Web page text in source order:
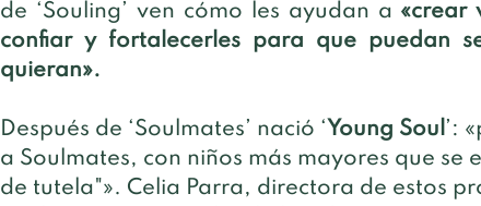
de ‘Souling’ ven cómo les ayudan a «crear
confiar y fortalecerles para que puedan
quieran».
Después de ‘Soulmates’ nació ‘ Young Soul’:
a Soulmates, con niños más mayores que se
de tutela"». Celia Parra, directora de estos